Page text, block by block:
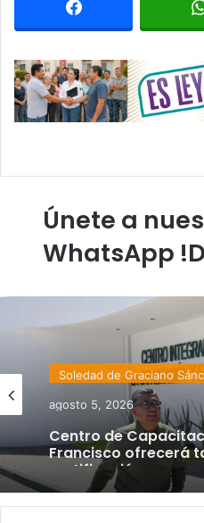
Únete a
WhatsApp
Soledad de Graciano
agosto 5, 2026
Centro de
Francisco ofrecerá
certificación para